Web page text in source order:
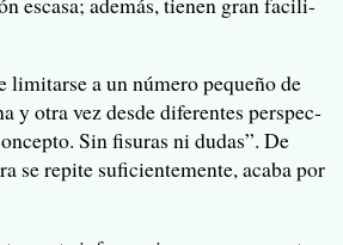
limi­tarse a un número pequeño de
y otra vez desde dife­ren­tes pers­pec­
Sin fisu­ras ni dudas”. De
se repite sufi­cien­te­mente, acaba por